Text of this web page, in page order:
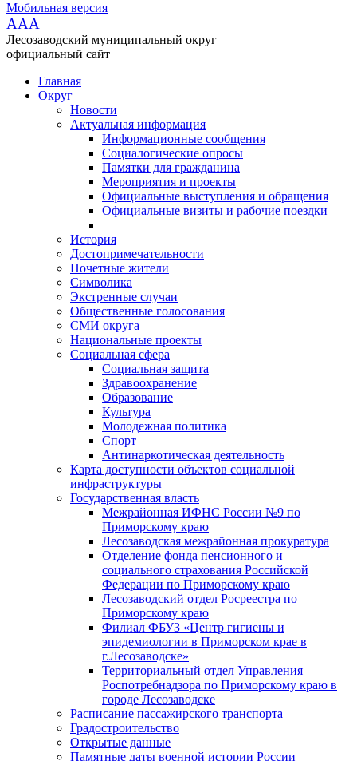
Мобильная версия
AAA
Лесозаводский муниципальный округ
официальный сайт
Главная
Округ
Новости
Актуальная информация
Информационные сообщения
Социалогические опросы
Памятки для гражданина
Мероприятия и проекты
Официальные выступления и обращения
Официальные визиты и рабочие поездки
История
Достопримечательности
Почетные жители
Символика
Экстренные случаи
Общественные голосования
СМИ округа
Национальные проекты
Социальная сфера
Социальная защита
Здравоохранение
Образование
Культура
Молодежная политика
Спорт
Антинаркотическая деятельность
Карта доступности объектов социальной
инфраструктуры
Государственная власть
Межрайонная ИФНС России №9 по
Приморскому краю
Лесозаводская межрайонная прокуратура
Отделение фонда пенсионного и
социального страхования Российской
Федерации по Приморскому краю
Лесозаводский отдел Росреестра по
Приморскому краю
Филиал ФБУЗ «Центр гигиены и
эпидемиологии в Приморском крае в
г.Лесозаводске»
Территориальный отдел Управления
Роспотребнадзора по Приморскому краю в
городе Лесозаводске
Расписание пассажирского транспорта
Градостроительство
Открытые данные
Памятные даты военной истории России